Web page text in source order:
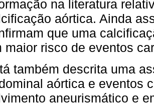
na literatura
aórtica. Ainda
que uma
maior risco de eventos
também descrita uma
aórtica e eventos
aneurismático e